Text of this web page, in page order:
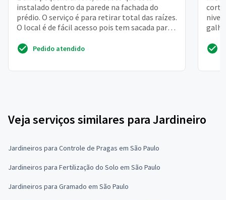
instalado dentro da parede na fachada do
prédio. O serviço é para retirar total das raízes.
O local é de fácil acesso pois tem sacada para
Pedido atendido
Veja serviços similares para Jardineiro
Jardineiros para Controle de Pragas em São Paulo
Jardineiros para Fertilização do Solo em São Paulo
Jardineiros para Gramado em São Paulo